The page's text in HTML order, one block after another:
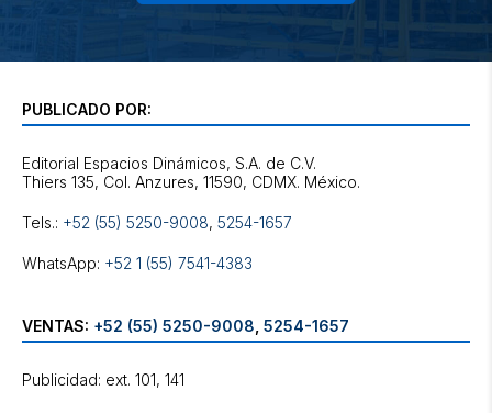
PUBLICADO POR:
Editorial Espacios Dinámicos, S.A. de C.V.
Tels.: +52 (55) 5250-9008, 5254-1657
WhatsApp: +52 1 (55) 7541-4383
VENTAS: +52 (55) 5250-9008 5254-1657
Publicidad: ext. 101, 141